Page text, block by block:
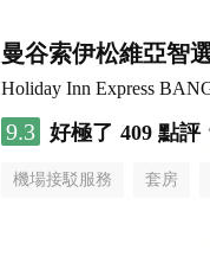
曼谷索伊松維亞智
Holiday Inn Express
9.3 好極了 409 點評
機場接駁服務 套房